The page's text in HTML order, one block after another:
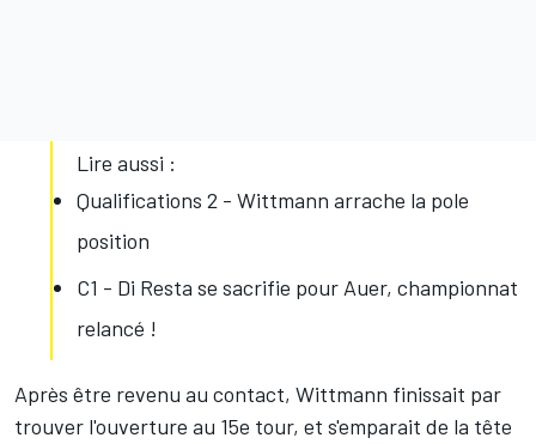
Lire aussi :
Qualifications 2 - Wittmann arrache la pole
position
C1 - Di Resta se sacrifie pour Auer, championnat
relancé !
Après être revenu au contact, Wittmann finissait par
trouver l'ouverture au 15e tour, et s'emparait de la tête